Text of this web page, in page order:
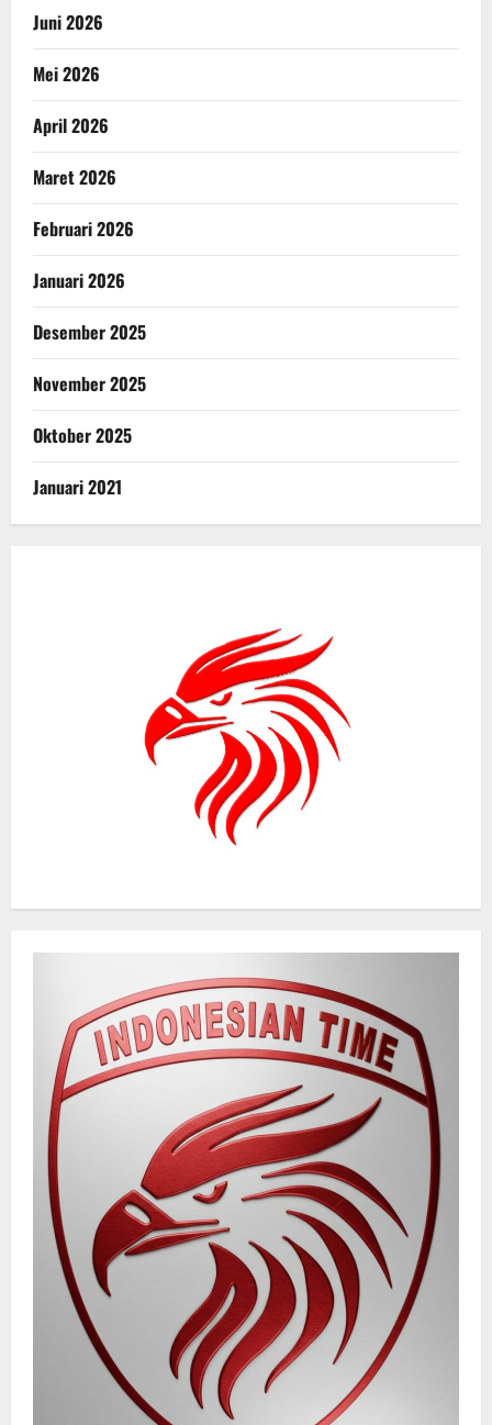
Juni 2026
Mei 2026
April 2026
Maret 2026
Februari 2026
Januari 2026
Desember 2025
November 2025
Oktober 2025
Januari 2021